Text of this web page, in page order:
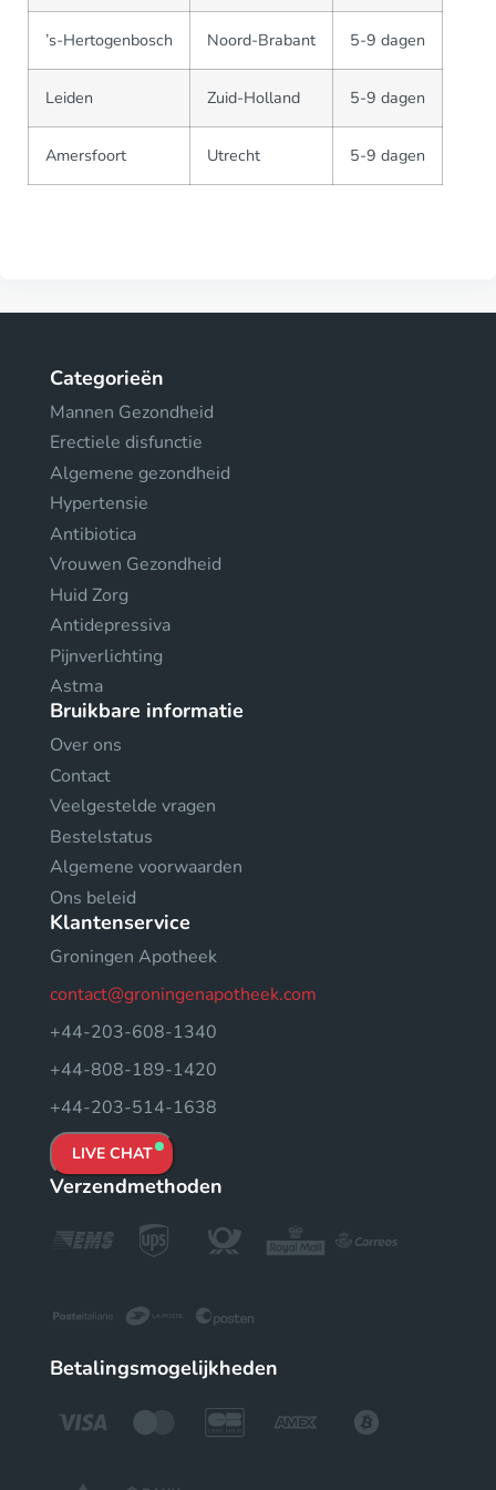
’s-Hertogenbosch Noord-Brabant 5-9 dagen
Leiden Zuid-Holland 5-9 dagen
Amersfoort Utrecht 5-9 dagen
Categorieën
Mannen Gezondheid
Erectiele disfunctie
Algemene gezondheid
Hypertensie
Antibiotica
Vrouwen Gezondheid
Huid Zorg
Antidepressiva
Pijnverlichting
Astma
Bruikbare informatie
Over ons
Contact
Veelgestelde vragen
Bestelstatus
Algemene voorwaarden
Ons beleid
Klantenservice
Groningen Apotheek
contact@groningenapotheek.com
+44-203-608-1340
+44-808-189-1420
+44-203-514-1638
LIVE CHAT
Verzendmethoden
Betalingsmogelijkheden